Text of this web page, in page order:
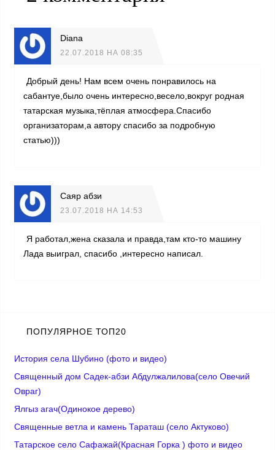
Diana
22.07.2018 НА 08:35
Добрый день! Нам всем очень понравилось на
сабантуе,было очень интересно,весело,вокруг родная
татарская музыка,тёплая атмосфера.Спасибо
организаторам,а автору спасибо за подробную
статью)))
Саяр абзи
23.07.2018 НА 14:53
Я работал,жена сказала и правда,там кто-то машину
Лада выиграл, спасибо ,интересно написал.
ПОПУЛЯРНОЕ ТОП20
История села Шубино (фото и видео)
Священный дом Садек-абзи Абдулжалилова(село Овечий
Овраг)
Ялгыз агач(Одинокое дерево)
Cвященные ветла и камень Тараташ (село Актуково)
Татарское село Сафажай(Красная Горка ) фото и видео